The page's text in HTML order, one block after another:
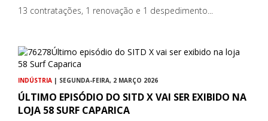
13 contratações, 1 renovação e 1 despedimento...
INDÚSTRIA | SEGUNDA-FEIRA, 2 MARÇO 2026
ÚLTIMO EPISÓDIO DO SITD X VAI SER EXIBIDO NA
LOJA 58 SURF CAPARICA